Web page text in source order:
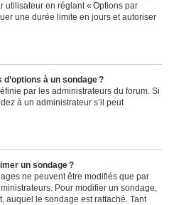
utilisateur en réglant « Options par
une durée limite en jours et autoriser
à un sondage ?
par les administrateurs du forum. Si
à un administrateur s’il peut
un sondage ?
ne peuvent être modifiés que par
Pour modifier un sondage,
auquel le sondage est rattaché. Tant